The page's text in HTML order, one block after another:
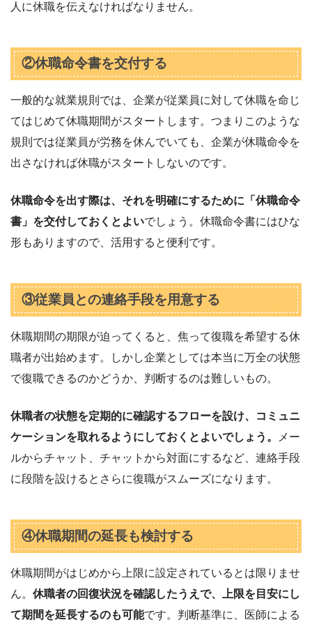
人に休職を伝えなければなりません。
②休職命令書を交付する
一般的な就業規則では、企業が従業員に対して休職を命じ
てはじめて休職期間がスタートします。つまりこのような
規則では従業員が労務を休んでいても、企業が休職命令を
出さなければ休職がスタートしないのです。
休職命令を出す際は、それを明確にするために「休職命令
書」を交付しておくとよいでしょう。休職命令書にはひな
形もありますので、活用すると便利です。
③従業員との連絡手段を用意する
休職期間の期限が迫ってくると、焦って復職を希望する休
職者が出始めます。しかし企業としては本当に万全の状態
で復職できるのかどうか、判断するのは難しいもの。
休職者の状態を定期的に確認するフローを設け、コミュニ
ケーションを取れるようにしておくとよいでしょう。
メー
ルからチャット、チャットから対面にするなど、連絡手段
に段階を設けるとさらに復職がスムーズになります。
④休職期間の延長も検討する
休職期間がはじめから上限に設定されているとは限りませ
ん。 休職者の回復状況を確認したうえで、上限を目安にし
て期間を延長するのも可能です。判断基準に、医師による